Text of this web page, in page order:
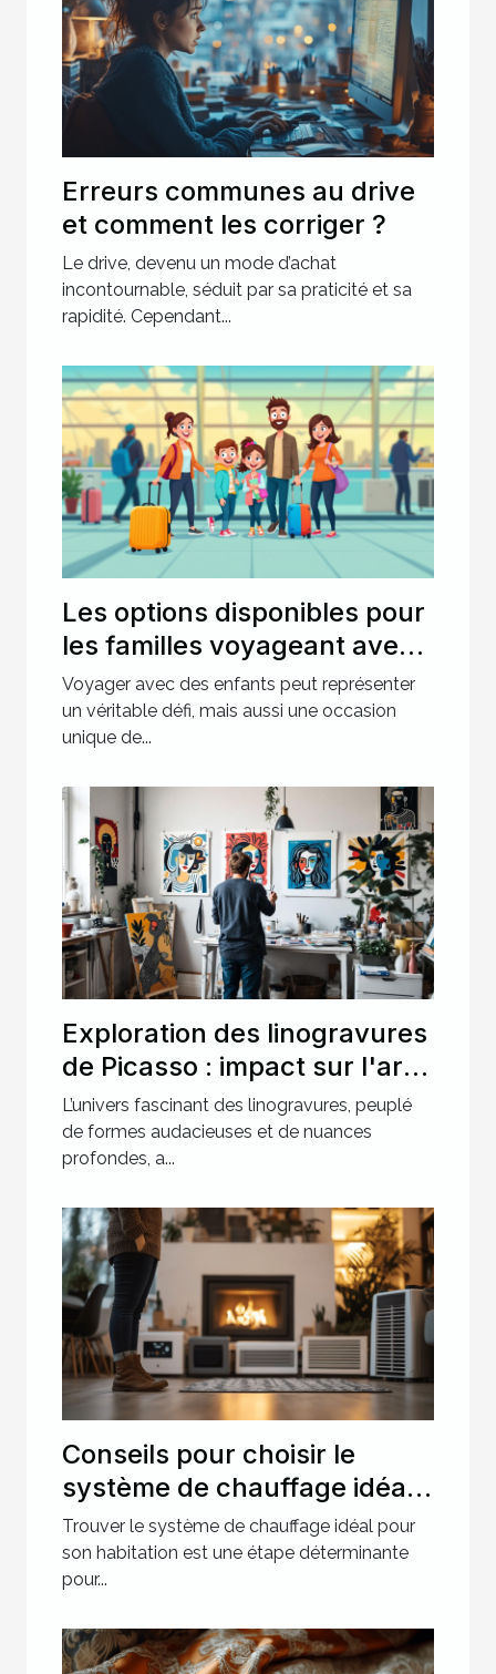
Erreurs communes au drive
et comment les corriger ?
Le drive, devenu un mode d’achat
incontournable, séduit par sa praticité et sa
rapidité. Cependant...
Les options disponibles pour
les familles voyageant avec
des enfants
Voyager avec des enfants peut représenter
un véritable défi, mais aussi une occasion
unique de...
Exploration des linogravures
de Picasso : impact sur l'art
moderne ?
L’univers fascinant des linogravures, peuplé
de formes audacieuses et de nuances
profondes, a...
Conseils pour choisir le
système de chauffage idéal
pour votre maison
Trouver le système de chauffage idéal pour
son habitation est une étape déterminante
pour...